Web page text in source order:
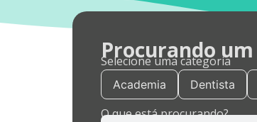
Procurando
Selecione uma categoria
Academia Dentista
O que está procurando?